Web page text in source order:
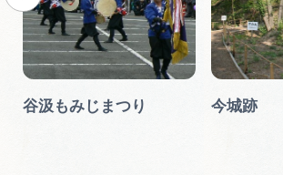
谷汲もみじまつり 今城跡